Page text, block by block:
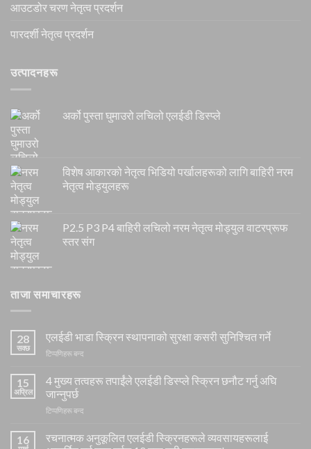
आउटडोर चरण नेतृत्व प्रदर्शन
पारदर्शी नेतृत्व प्रदर्शन
उत्पादनहरू
अर्को पुस्ता घुमाउरो लचिलो एलईडी डिस्प्ले
विशेष आकारको नेतृत्व भिडियो पर्खालहरूको लागि बाहिरी नरम
नेतृत्व मोड्युलहरू
P2.5 P3 P4 बाहिरी लचिलो नरम नेतृत्व मोड्युल वाटरप्रूफ
स्तर संग
ताजा समाचारहरू
28
सक्छ
एलईडी भाडा स्क्रिन स्थापनाको सुरक्षा कसरी सुनिश्चित गर्ने
टिप्पणिहरू बन्द
भाडा
स्क्रिन
सुनिश्चित
15
अप्रिल
4 मुख्य तत्वहरू तपाईंले एलईडी डिस्प्ले स्क्रिन छनौट गर्नु अघि
जान्नुपर्छ
टिप्पणिहरू बन्द
मुख्य
तत्वहरू
16
रचनात्मक अनुकूलित एलईडी स्क्रिनहरूले व्यवसायहरूलाई